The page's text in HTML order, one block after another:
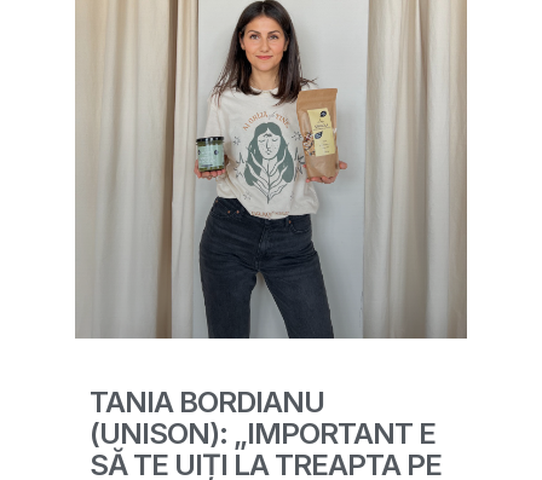
TANIA BORDIANU
(UNISON): „IMPORTANT E
SĂ TE UIȚI LA TREAPTA PE